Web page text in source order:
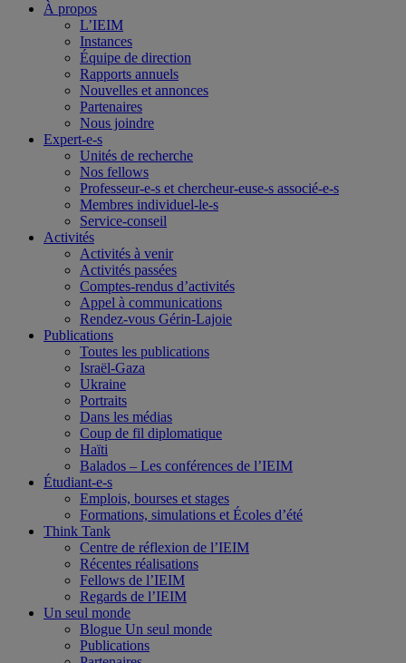
À propos
L’IEIM
Instances
Équipe de direction
Rapports annuels
Nouvelles et annonces
Partenaires
Nous joindre
Expert-e-s
Unités de recherche
Nos fellows
Professeur-e-s et chercheur-euse-s associé-e-s
Membres individuel-le-s
Service-conseil
Activités
Activités à venir
Activités passées
Comptes-rendus d’activités
Appel à communications
Rendez-vous Gérin-Lajoie
Publications
Toutes les publications
Israël-Gaza
Ukraine
Portraits
Dans les médias
Coup de fil diplomatique
Haïti
Balados – Les conférences de l’IEIM
Étudiant-e-s
Emplois, bourses et stages
Formations, simulations et Écoles d’été
Think Tank
Centre de réflexion de l’IEIM
Récentes réalisations
Fellows de l’IEIM
Regards de l’IEIM
Un seul monde
Blogue Un seul monde
Publications